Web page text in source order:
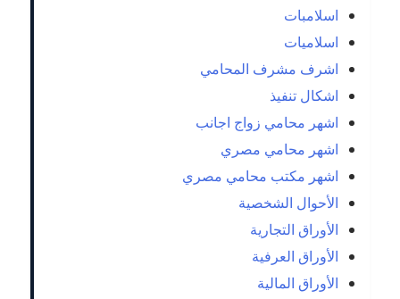
اسلامبات
اسلاميات
اشرف مشرف المحامي
اشكال تنفيذ
اشهر محامي زواج اجانب
اشهر محامي مصري
اشهر مكتب محامي مصري
الأحوال الشخصية
الأوراق التجارية
الأوراق العرفية
الأوراق المالية